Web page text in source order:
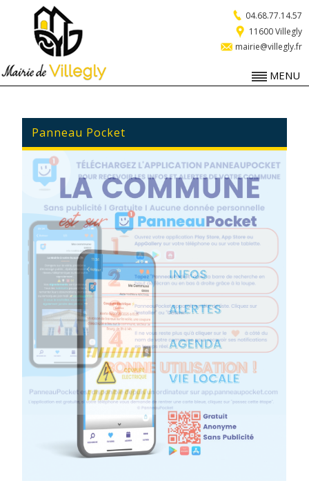
11600 Villegly
04.68.77.14.57
mairie@villegly.fr
MENU
Panneau Pocket